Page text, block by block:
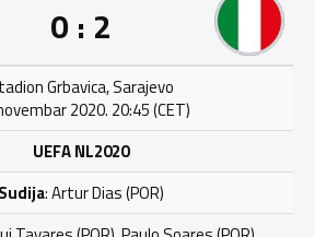
0 : 2
Grbavica, Sarajevo
2020. 20:45 (CET)
UEFA NL2020
Sudija: Artur Dias (POR)